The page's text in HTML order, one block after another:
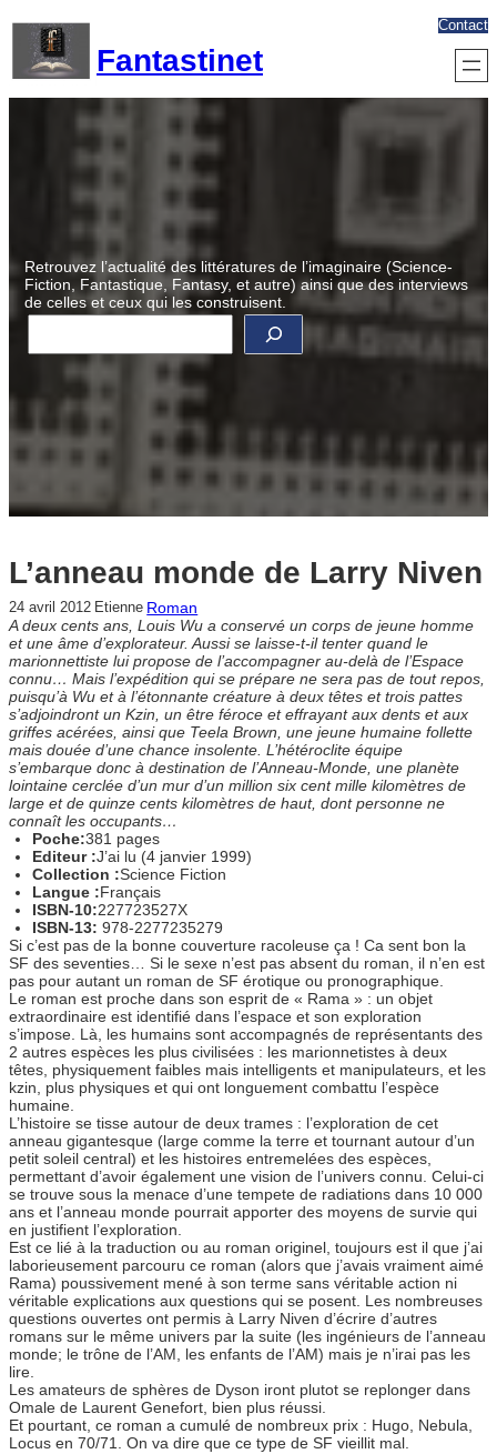
contenu
Fantastinet
Contact
Retrouvez l’actualité des littératures de l’imaginaire (Science-
Fiction, Fantastique, Fantasy, et autre) ainsi que des interviews
de celles et ceux qui les construisent.
R
c
e
L’anneau monde de Larry Niven
24 avril 2012 Etienne Roman
A deux cents ans, Louis Wu a conservé un corps de jeune homme
et une âme d’explorateur. Aussi se laisse-t-il tenter quand le
marionnettiste lui propose de l’accompagner au-delà de l’Espace
connu… Mais l’expédition qui se prépare ne sera pas de tout repos,
puisqu’à Wu et à l’étonnante créature à deux têtes et trois pattes
s’adjoindront un Kzin, un être féroce et effrayant aux dents et aux
griffes acérées, ainsi que Teela Brown, une jeune humaine follette
mais douée d’une chance insolente. L’hétéroclite équipe
s’embarque donc à destination de l’Anneau-Monde, une planète
lointaine cerclée d’un mur d’un million six cent mille kilomètres de
large et de quinze cents kilomètres de haut, dont personne ne
connaît les occupants…
Poche:381 pages
Editeur :J’ai lu (4 janvier 1999)
Collection :Science Fiction
Langue :Français
ISBN-10:227723527X
ISBN-13: 978-2277235279
Si c’est pas de la bonne couverture racoleuse ça ! Ca sent bon la
SF des seventies… Si le sexe n’est pas absent du roman, il n’en est
pas pour autant un roman de SF érotique ou pronographique.
Le roman est proche dans son esprit de « Rama » : un objet
extraordinaire est identifié dans l’espace et son exploration
s’impose. Là, les humains sont accompagnés de représentants des
2 autres espèces les plus civilisées : les marionnetistes à deux
têtes, physiquement faibles mais intelligents et manipulateurs, et les
kzin, plus physiques et qui ont longuement combattu l’espèce
humaine.
L’histoire se tisse autour de deux trames : l’exploration de cet
anneau gigantesque (large comme la terre et tournant autour d’un
petit soleil central) et les histoires entremelées des espèces,
permettant d’avoir également une vision de l’univers connu. Celui-ci
se trouve sous la menace d’une tempete de radiations dans 10 000
ans et l’anneau monde pourrait apporter des moyens de survie qui
en justifient l’exploration.
Est ce lié à la traduction ou au roman originel, toujours est il que j’ai
laborieusement parcouru ce roman (alors que j’avais vraiment aimé
Rama) poussivement mené à son terme sans véritable action ni
véritable explications aux questions qui se posent. Les nombreuses
questions ouvertes ont permis à Larry Niven d’écrire d’autres
romans sur le même univers par la suite (les ingénieurs de l’anneau
monde; le trône de l’AM, les enfants de l’AM) mais je n’irai pas les
lire.
Les amateurs de sphères de Dyson iront plutot se replonger dans
Omale de Laurent Genefort, bien plus réussi.
Et pourtant, ce roman a cumulé de nombreux prix : Hugo, Nebula,
Locus en 70/71. On va dire que ce type de SF vieillit mal.